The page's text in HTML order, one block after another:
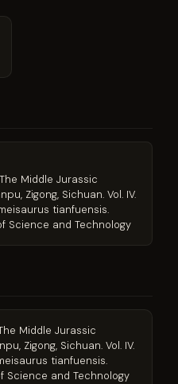
The Middle Jurassic
Zigong, Sichuan. Vol. IV.
tianfuensis.
Science and Technology
Middle Jurassic
Zigong, Sichuan. Vol. IV.
tianfuensis.
Science and Technology